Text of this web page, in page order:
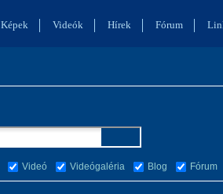
Képek Videók Hírek Fórum
Videó Videógaléria Blog Fórum